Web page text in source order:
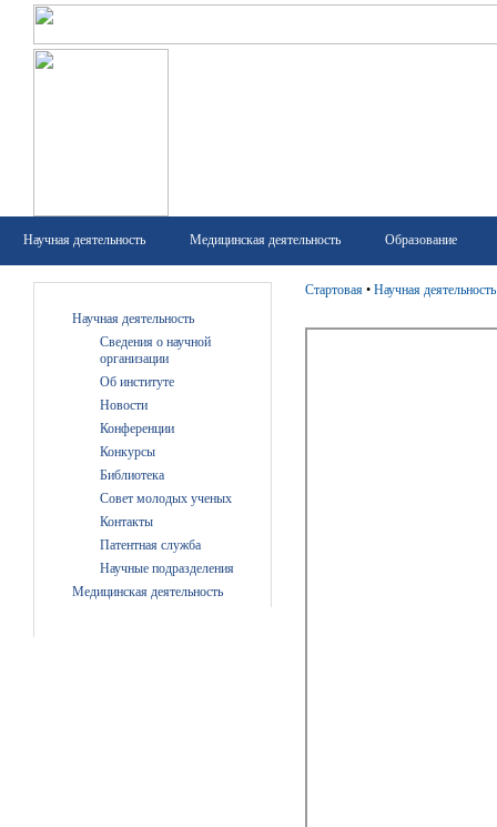
Научная деятельность Медицинская деятельность Образование
Научная деятельность
Сведения о научной
организации
Об институте
Новости
Конференции
Конкурсы
Библиотека
Совет молодых ученых
Контакты
Патентная служба
Научные подразделения
Медицинская деятельность
Стартовая • Научная деятельность